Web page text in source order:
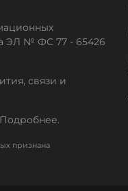
ЭЛ № ФС 77 - 65426
связи и
признана